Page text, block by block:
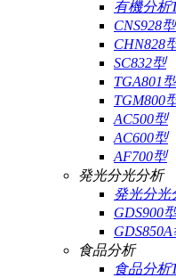
有機分析
CNS928型
CHN828
SC832型
TGA801型
TGM800
AC500型
AC600型
AF700型
発光分光分析
発光分光
GDS900
食品分析
食品分析